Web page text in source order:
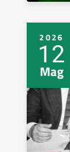
2026
12
Mag